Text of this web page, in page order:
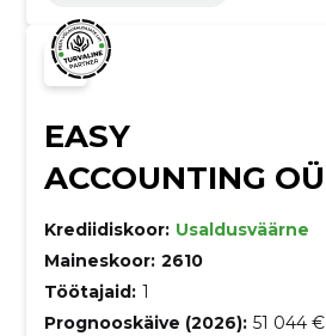
EASY
ACCOUNTING OÜ
Krediidiskoor: Usaldusväärne
Maineskoor: 2610
Töötajaid: 1
Prognooskäive (2026): 51 044 €